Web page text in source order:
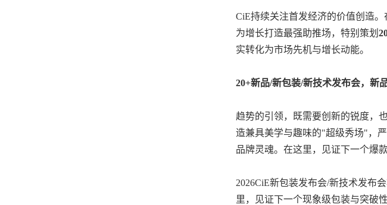
CiE持续关注首发经济的价值创造
为增长打造最强助推场，特别策划
实转化为市场先机与增长动能。
20+新品/新包装/新技术发布会，新
趋势的引领，既需要创新的锐度，
造兼具美学与趣味的"超级秀场"，
品牌灵魂。在这里，见证下一个爆
2026CiE新包装发布会/新技术发布
里，见证下一个现象级包装与突破